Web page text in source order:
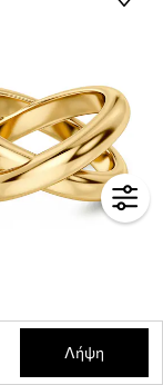
Επιχρυσωμένο δαχτυλίδι EDBLAD Alexa
Λήψη